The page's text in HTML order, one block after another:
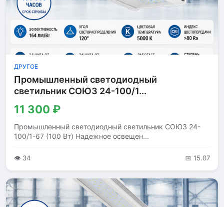
ДРУГОЕ
Промышленный светодиодный
светильник СОЮЗ 24-100/1...
11 300 ₽
Промышленный светодиодный светильник СОЮЗ 24-
100/1-67 (100 Вт) Надежное освещен...
👁 34 📅 15.07